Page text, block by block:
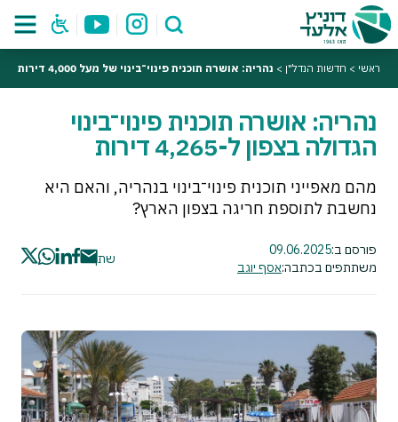
ראשי > חדשות הנדל"ן > נהריה: אושרה תוכנית פינוי־בינוי של מעל 4,000 דירות
נהריה: אושרה תוכנית פינוי־בינוי
הגדולה בצפון ל-4,265 דירות
מהם מאפייני תוכנית פינוי־בינוי בנהריה, והאם היא
נחשבת לתוספת חריגה בצפון הארץ?
פורסם ב:09.06.2025
משתתפים בכתבה:אסף יוגב
שתף